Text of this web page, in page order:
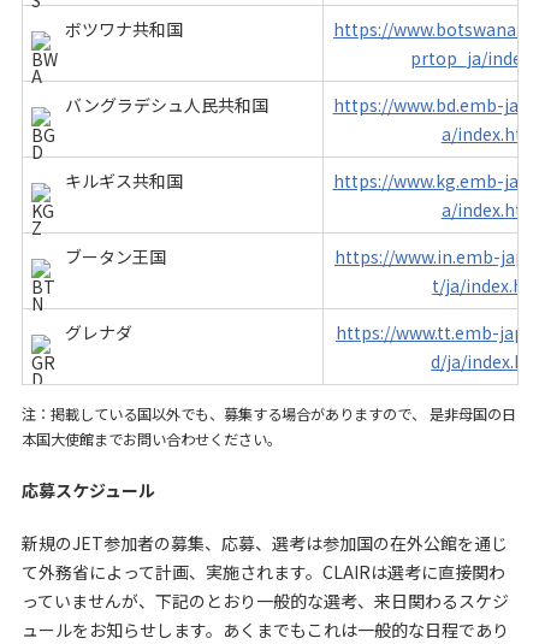
ボツワナ共和国
https://
prtop_ja/
バングラデシュ人民共和国
https://www.bd.emb-
a/
キルギス共和国
https://www.kg.emb-
a/
ブータン王国
https://www.in.emb-
t/ja/
グレナダ
https://www.tt.emb-
d/ja/
注：掲載している国以外でも、募集する場合がありますので、 是非母国の日
本国大使館までお問い合わせください。
応募スケジュール
新規のJET参加者の募集、応募、選考は参加国の在外公館を通じ
て外務省によって計画、実施されます。CLAIRは選考に直接関わ
っていませんが、下記のとおり一般的な選考、来日関わるスケジ
ュールをお知らせします。あくまでもこれは一般的な日程であり